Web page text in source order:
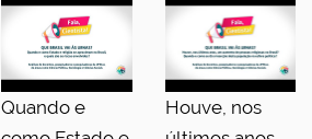
Quando e
Houve, nos